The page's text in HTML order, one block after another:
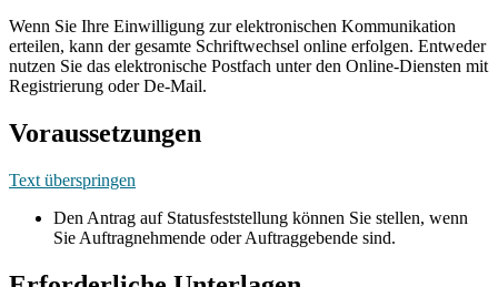
Wenn Sie Ihre Einwilligung zur elektronischen Kommunikation
erteilen, kann der gesamte Schriftwechsel online erfolgen. Entweder
nutzen Sie das elektronische Postfach unter den Online-Diensten mit
Registrierung oder De-Mail.
Voraussetzungen
Text überspringen
Den Antrag auf Statusfeststellung können Sie stellen, wenn
Sie Auftragnehmende oder Auftraggebende sind.